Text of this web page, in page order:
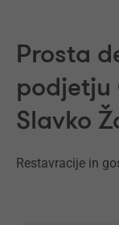
Prosta
podjetju
Slavko
Restavracije in